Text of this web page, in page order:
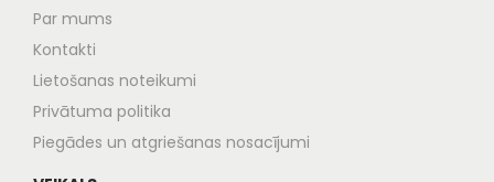
Par mums
Kontakti
Lietošanas noteikumi
Privātuma politika
Piegādes un atgriešanas nosacījumi